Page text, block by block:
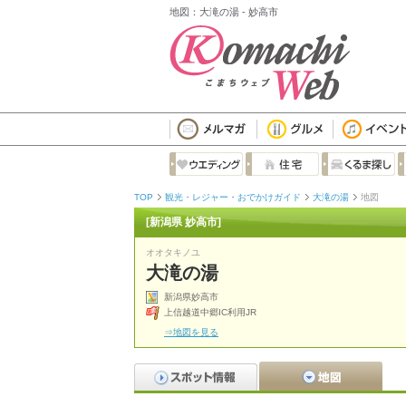
地図：大滝の湯 - 妙高市
TOP 観光・レジャー・おでかけガイド 大滝の湯 地図
[新潟県 妙高市]
オオタキノユ
大滝の湯
新潟県妙高市
上信越道中郷IC利用JR
⇒地図を見る